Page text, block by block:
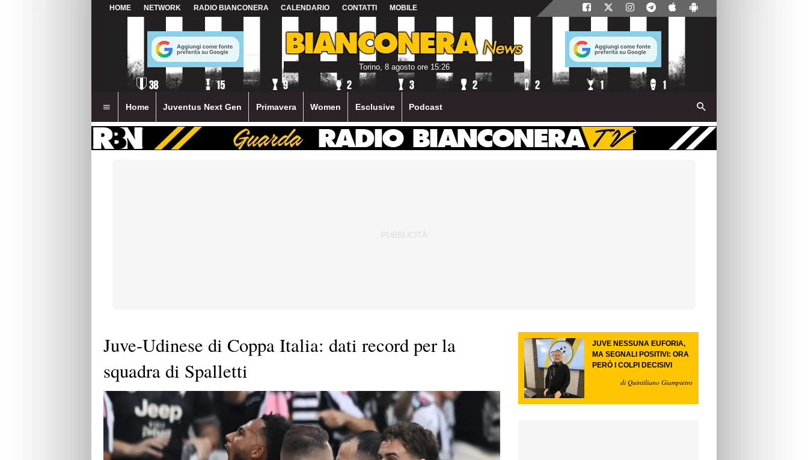
HOME NETWORK RADIO BIANCONERA CALENDARIO CONTATTI MOBILE
Torino, 8 agosto ore 15:26
Home Juventus Next Gen Primavera Women Esclusive Podcast
Juve-Udinese di Coppa Italia: dati record per la
squadra di Spalletti
JUVE NESSUNA EUFORIA,
MA SEGNALI POSITIVI: ORA
PERÒ I COLPI DECISIVI
di Quintiliano Giampietro